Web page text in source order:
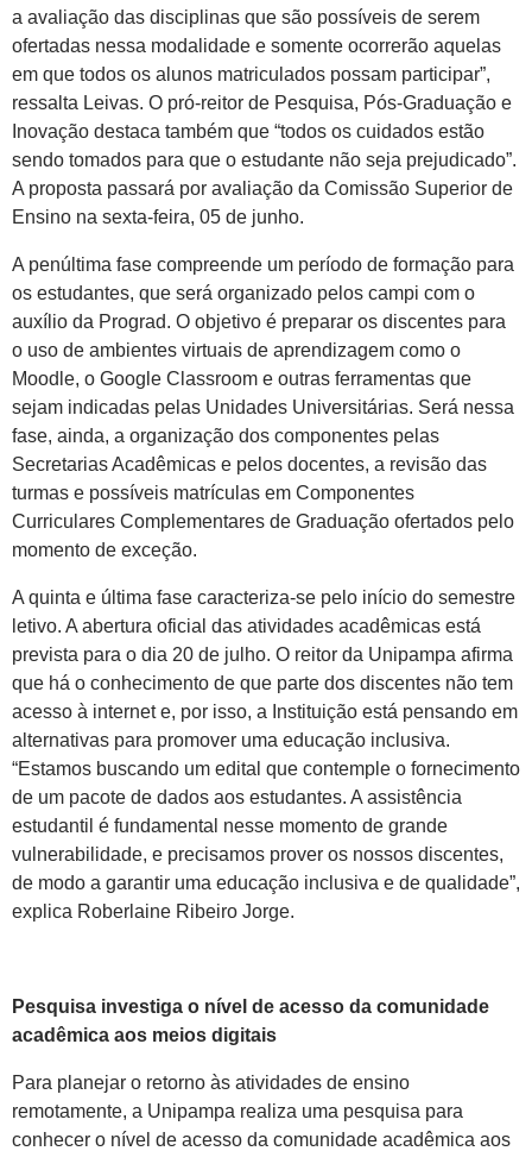
a avaliação das disciplinas que são possíveis de serem
ofertadas nessa modalidade e somente ocorrerão aquelas
em que todos os alunos matriculados possam participar”,
ressalta Leivas. O pró-reitor de Pesquisa, Pós-Graduação e
Inovação destaca também que “todos os cuidados estão
sendo tomados para que o estudante não seja prejudicado”.
A proposta passará por avaliação da Comissão Superior de
Ensino na sexta-feira, 05 de junho.
A penúltima fase compreende um período de formação para
os estudantes, que será organizado pelos campi com o
auxílio da Prograd. O objetivo é preparar os discentes para
o uso de ambientes virtuais de aprendizagem como o
Moodle, o Google Classroom e outras ferramentas que
sejam indicadas pelas Unidades Universitárias. Será nessa
fase, ainda, a organização dos componentes pelas
Secretarias Acadêmicas e pelos docentes, a revisão das
turmas e possíveis matrículas em Componentes
Curriculares Complementares de Graduação ofertados pelo
momento de exceção.
A quinta e última fase caracteriza-se pelo início do semestre
letivo. A abertura oficial das atividades acadêmicas está
prevista para o dia 20 de julho. O reitor da Unipampa afirma
que há o conhecimento de que parte dos discentes não tem
acesso à internet e, por isso, a Instituição está pensando em
alternativas para promover uma educação inclusiva.
“Estamos buscando um edital que contemple o fornecimento
de um pacote de dados aos estudantes. A assistência
estudantil é fundamental nesse momento de grande
vulnerabilidade, e precisamos prover os nossos discentes,
de modo a garantir uma educação inclusiva e de qualidade”,
explica Roberlaine Ribeiro Jorge.
Pesquisa investiga o nível de acesso da comunidade
acadêmica aos meios digitais
Para planejar o retorno às atividades de ensino
remotamente, a Unipampa realiza uma pesquisa para
conhecer o nível de acesso da comunidade acadêmica aos